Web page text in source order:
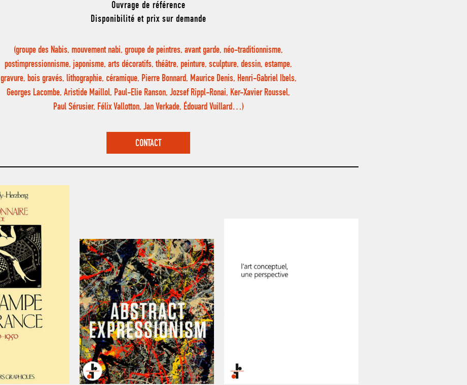
Ouvrage de référence
Disponibilité et prix sur demande
(groupe des Nabis, mouvement nabi, groupe de peintres, avant garde, néo-traditionnisme,
postimpressionnisme, japonisme, arts décoratifs, théâtre, peinture, sculpture, dessin, estampe,
gravure, bois gravés, lithographie, céramique, Pierre Bonnard, Maurice Denis, Henri-Gabriel Ibels,
Georges Lacombe, Aristide Maillol, Paul-Elie Ranson, Jozsef Rippl-Ronai, Ker-Xavier Roussel,
Paul Sérusier, Félix Vallotton, Jan Verkade, Édouard Vuillard…)
CONTACT